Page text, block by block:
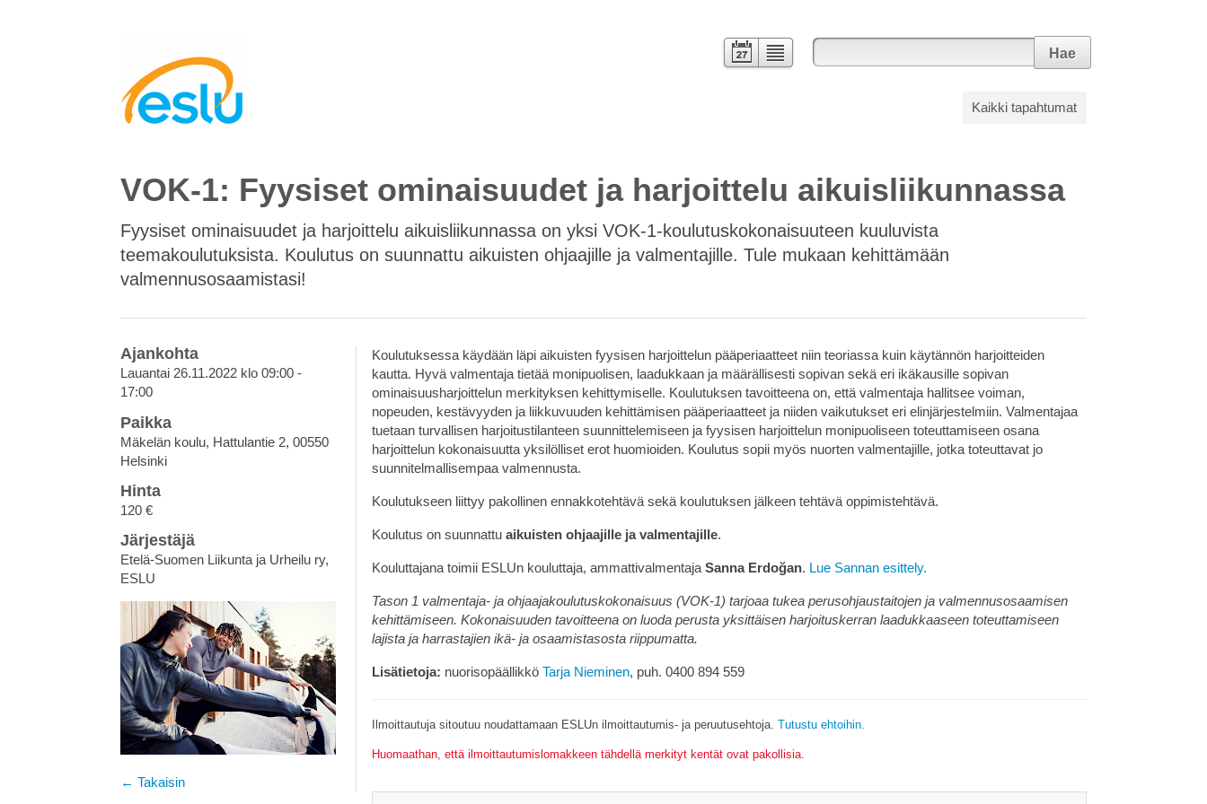
Hae
Kaikki tapahtumat
VOK-1: Fyysiset ominaisuudet ja harjoittelu aikuisliikunnassa
Fyysiset ominaisuudet ja harjoittelu aikuisliikunnassa on yksi VOK-1-koulutuskokonaisuuteen kuuluvista
teemakoulutuksista. Koulutus on suunnattu aikuisten ohjaajille ja valmentajille. Tule mukaan kehittämään
valmennusosaamistasi!
Ajankohta
Lauantai 26.11.2022 klo 09:00 -
17:00
Paikka
Mäkelän koulu, Hattulantie 2, 00550
Helsinki
Hinta
120 €
Järjestäjä
Etelä-Suomen Liikunta ja Urheilu ry,
ESLU
← Takaisin
Koulutuksessa käydään läpi aikuisten fyysisen harjoittelun pääperiaatteet niin teoriassa kuin käytännön harjoitteiden
kautta. Hyvä valmentaja tietää monipuolisen, laadukkaan ja määrällisesti sopivan sekä eri ikäkausille sopivan
ominaisuusharjoittelun merkityksen kehittymiselle. Koulutuksen tavoitteena on, että valmentaja hallitsee voiman,
nopeuden, kestävyyden ja liikkuvuuden kehittämisen pääperiaatteet ja niiden vaikutukset eri elinjärjestelmiin. Valmentajaa
tuetaan turvallisen harjoitustilanteen suunnittelemiseen ja fyysisen harjoittelun monipuoliseen toteuttamiseen osana
harjoittelun kokonaisuutta yksilölliset erot huomioiden. Koulutus sopii myös nuorten valmentajille, jotka toteuttavat jo
suunnitelmallisempaa valmennusta.
Koulutukseen liittyy pakollinen ennakkotehtävä sekä koulutuksen jälkeen tehtävä oppimistehtävä.
Koulutus on suunnattu aikuisten ohjaajille ja valmentajille.
Kouluttajana toimii ESLUn kouluttaja, ammattivalmentaja Sanna Erdoğan. Lue Sannan esittely.
Tason 1 valmentaja- ja ohjaajakoulutuskokonaisuus (VOK-1) tarjoaa tukea perusohjaustaitojen ja valmennusosaamisen
kehittämiseen. Kokonaisuuden tavoitteena on luoda perusta yksittäisen harjoituskerran laadukkaaseen toteuttamiseen
lajista ja harrastajien ikä- ja osaamistasosta riippumatta.
Lisätietoja: nuorisopäällikköTarja Nieminen, puh. 0400 894 559
Ilmoittautuja sitoutuu noudattamaan ESLUn ilmoittautumis- ja peruutusehtoja.Tutustu ehtoihin.
Huomaathan, että ilmoittautumislomakkeen tähdellä merkityt kentät ovat pakollisia.